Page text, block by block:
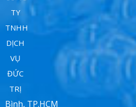
Bình, TP.HCM